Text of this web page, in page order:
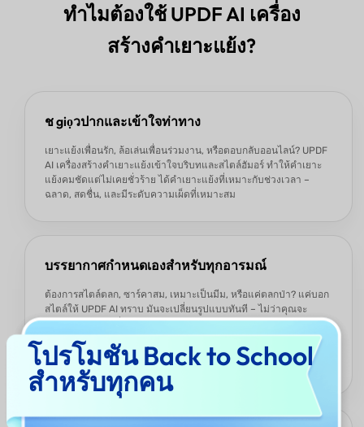
ทำไมต้องใช้ UPDF AI เครื่อง
สร้างคำเยาะแย้ง?
ช giọวปากและเข้าใจท่าทาง
เยาะแย้งเพื่อนรัก, ล้อเล่นเพื่อนร่วมงาน, หรือตอบกลับออนไลน์? UPDF
AI เครื่องสร้างคำเยาะแย้งเข้าใจบริบทและสไตล์ฮัมอร์ ทำให้คำเยาะ
แย้งคมชัดแต่ไม่เคยชั่วร้าย ได้คำเยาะแย้งที่เหมาะกับช่วงเวลา –
ฉลาด, สดชื่น, และมีระดับความเผ็ดที่เหมาะสม
บรรยากาศกำหนดเองสำหรับทุกอารมณ์
ต้องการสไตล์ตลก, ซาร์คาสม, เหมาะเป็นมีม, หรือแค่ตลกป่า? แค่บอก
สไตล์ให้ UPDF AI ทราบ มันจะเปลี่ยนรูปแบบทันที – ไม่ว่าคุณจะ
ต้องการประโยคเดี่ยวซาร์คาสมสำหรับกลุ่มแชท หรือคำเยาะแย้งมีม
เต็มรูปแบบที่เหมือนมาจาก TikTok โดยตรง คิดว่ามันเป็นเชฟ
คอมедиพิเศษของคุณ: คุณเลือกรสชาติ มันจะเสิร์ฟคำเยาะแย้งร้อนๆ
และพร้อมใช้งาน ที่ปรับให้เหมาะกับผู้ชม
โปรโมชัน Back to School
สำหรับทุกคน